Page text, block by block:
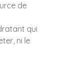
de
qui
ni le